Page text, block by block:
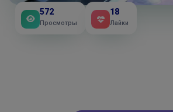
572
Просмотры
18
Лайки